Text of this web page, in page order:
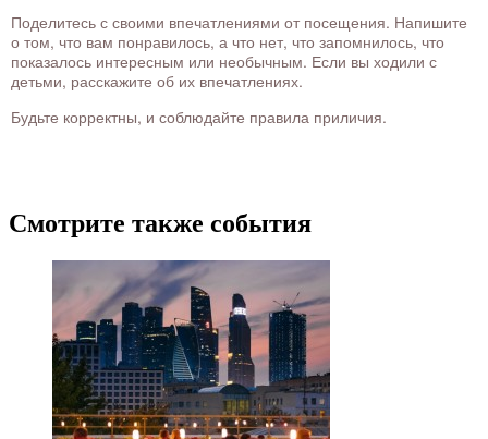
Поделитесь с своими впечатлениями от посещения. Напишите
о том, что вам понравилось, а что нет, что запомнилось, что
показалось интересным или необычным. Если вы ходили с
детьми, расскажите об их впечатлениях.
Будьте корректны, и соблюдайте правила приличия.
Смотрите также события